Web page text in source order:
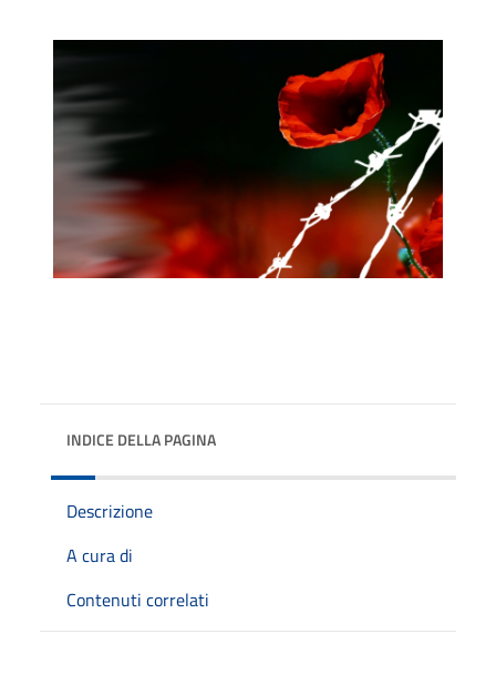
INDICE DELLA PAGINA
Descrizione
A cura di
Contenuti correlati